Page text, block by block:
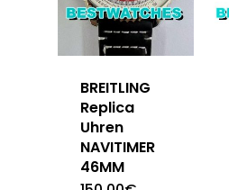
BREITLING
Replica
Uhren
NAVITIMER
46MM